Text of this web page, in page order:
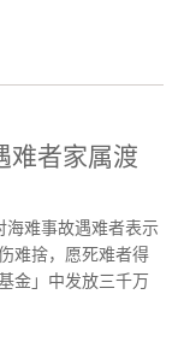
难者家属渡
海难事故遇难者表示
难捨，愿死难者得
金」中发放三千万